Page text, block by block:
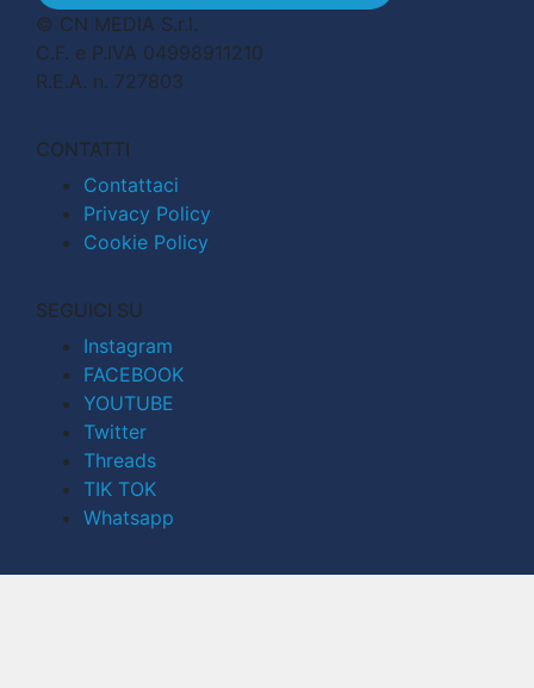
© CN MEDIA S.r.l.
C.F. e P.IVA 04998911210
R.E.A. n. 727803
CONTATTI
Contattaci
Privacy Policy
Cookie Policy
SEGUICI SU
Instagram
FACEBOOK
YOUTUBE
Twitter
Threads
TIK TOK
Whatsapp